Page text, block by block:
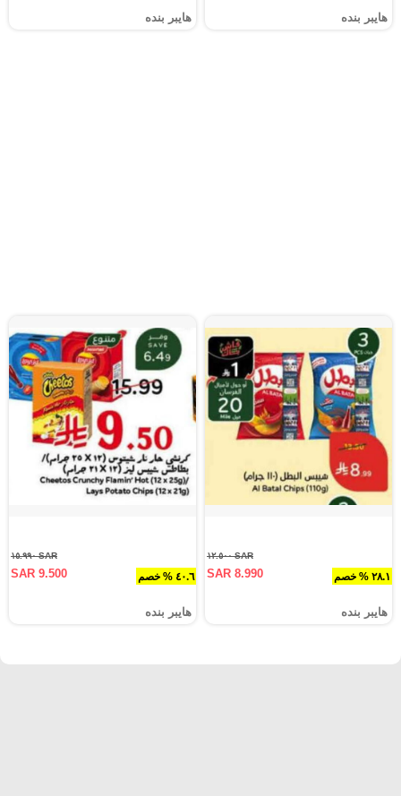
هايبر بنده هايبر بنده
٢٨.١ % خصم
SAR ١٢.٥٠٠
SAR 8.990
هايبر بنده
٤٠.٦ % خصم
SAR ١٥.٩٩٠
SAR 9.500
هايبر بنده